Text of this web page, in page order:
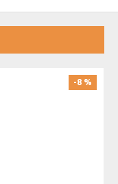
-8 %